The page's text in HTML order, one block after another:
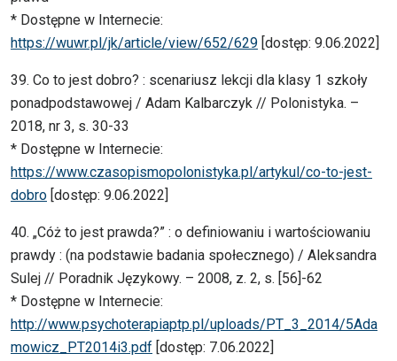
* Dostępne w Internecie:
https://wuwr.pl/jk/article/view/652/629 [dostęp: 9.06.2022]
39. Co to jest dobro? : scenariusz lekcji dla klasy 1 szkoły
ponadpodstawowej / Adam Kalbarczyk // Polonistyka. –
2018, nr 3, s. 30-33
* Dostępne w Internecie:
https://www.czasopismopolonistyka.pl/artykul/co-to-jest-
dobro [dostęp: 9.06.2022]
40. „Cóż to jest prawda?” : o definiowaniu i wartościowaniu
prawdy : (na podstawie badania społecznego) / Aleksandra
Sulej // Poradnik Językowy. – 2008, z. 2, s. [56]-62
* Dostępne w Internecie:
http://www.psychoterapiaptp.pl/uploads/PT_3_2014/5Ada
mowicz_PT2014i3.pdf [dostęp: 7.06.2022]